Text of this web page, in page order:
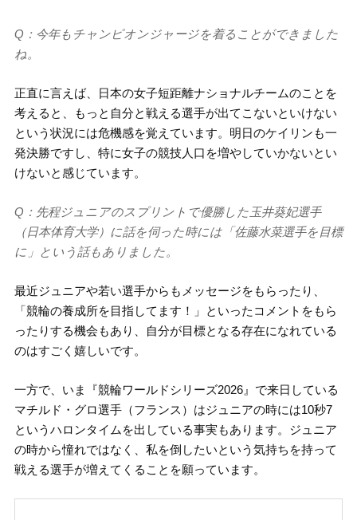
Q：今年もチャンピオンジャージを着ることができました
ね。
正直に言えば、日本の女子短距離ナショナルチームのことを
考えると、もっと自分と戦える選手が出てこないといけない
という状況には危機感を覚えています。明日のケイリンも一
発決勝ですし、特に女子の競技人口を増やしていかないとい
けないと感じています。
Q：先程ジュニアのスプリントで優勝した玉井葵妃選手
（日本体育大学）に話を伺った時には「佐藤水菜選手を目標
に」という話もありました。
最近ジュニアや若い選手からもメッセージをもらったり、
「競輪の養成所を目指してます！」といったコメントをもら
ったりする機会もあり、自分が目標となる存在になれている
のはすごく嬉しいです。
一方で、いま『競輪ワールドシリーズ2026』で来日している
マチルド・グロ選手（フランス）はジュニアの時には10秒7
というハロンタイムを出している事実もあります。ジュニア
の時から憧れではなく、私を倒したいという気持ちを持って
戦える選手が増えてくることを願っています。